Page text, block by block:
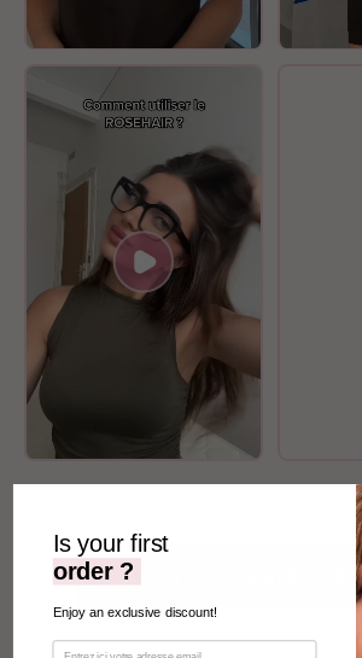
AJOUTER AU PANIER
30 jours satisfait ou
Is your first
order ?
Enjoy an exclusive discount!